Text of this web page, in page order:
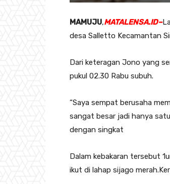
MAMUJU,MATALENSA.ID–
desa Salletto Kecamantan
Dari keteragan Jono yang
pukul 02.30 Rabu subuh.
“Saya sempat berusaha
sangat besar jadi hanya
dengan singkat
Dalam kebakaran tersebut
ikut di lahap sijago